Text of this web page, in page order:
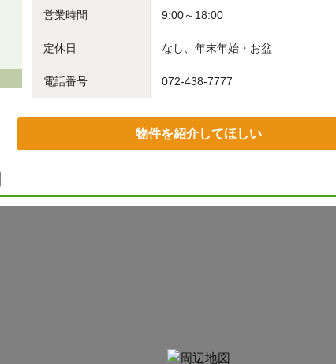
営業時間 9:00～18:00
定休日 なし、年末年始・お盆
電話番号 072-438-7777
物件を紹介してほしい